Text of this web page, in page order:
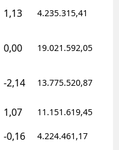
1,13 4.235.315,41
0,00 19.021.592,05
-2,14 13.775.520,87
1,07 11.151.619,45
-0,16 4.224.461,17